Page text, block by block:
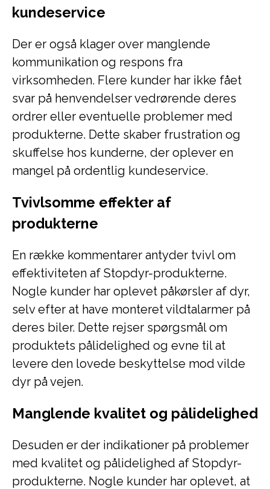
kundeservice
Der er også klager over manglende
kommunikation og respons fra
virksomheden. Flere kunder har ikke fået
svar på henvendelser vedrørende deres
ordrer eller eventuelle problemer med
produkterne. Dette skaber frustration og
skuffelse hos kunderne, der oplever en
mangel på ordentlig kundeservice.
Tvivlsomme effekter af
produkterne
En række kommentarer antyder tvivl om
effektiviteten af Stopdyr-produkterne.
Nogle kunder har oplevet påkørsler af dyr,
selv efter at have monteret vildtalarmer på
deres biler. Dette rejser spørgsmål om
produktets pålidelighed og evne til at
levere den lovede beskyttelse mod vilde
dyr på vejen.
Manglende kvalitet og pålidelighed
Desuden er der indikationer på problemer
med kvalitet og pålidelighed af Stopdyr-
produkterne. Nogle kunder har oplevet, at